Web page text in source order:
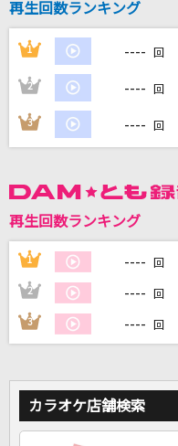
[生音]サクラループ
Chevon
裏町草
村上幸子
サトシ(松本梨香)
ダーリン
Mrs. GREEN APPLE
再生回数ランキング
1 ---- 回
2 ---- 回
3 ---- 回
再生回数ランキング
1 ---- 回
2 ---- 回
3 ---- 回
カラオケ店舗検索